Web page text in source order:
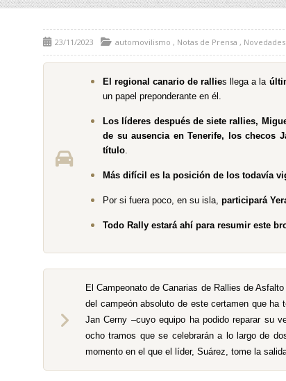
23/11/2023 automovilismo , Notas de Prensa , Novedades
El regional canario de rallies llega a la
un papel preponderante en él.
Los líderes después de siete rallies,
de su ausencia en Tenerife, los checos
título.
Más difícil es la posición de los todavía
Por si fuera poco, en su isla, participará
Todo Rally estará ahí para resumir este
El Campeonato de Canarias de Rallies de
del campeón absoluto de este certamen que
Jan Cerny –cuyo equipo ha podido reparar su
ocho tramos que se celebrarán a lo largo de
momento en el que el líder, Suárez, tome la